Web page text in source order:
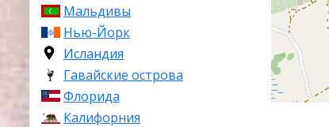
Мальдивы
Нью-Йорк
Исландия
Гавайские острова
Флорида
Калифорния